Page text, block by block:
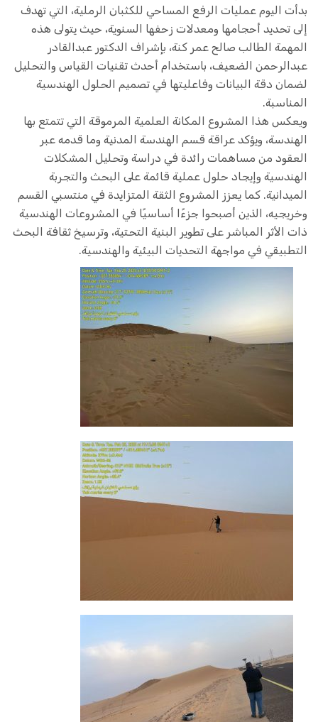
بدأت اليوم عمليات الرفع المساحي للكثبان الرملية، التي تهدف
إلى تحديد أحجامها ومعدلات زحفها السنوية، حيث يتولى هذه
المهمة الطالب صالح عمر كنة، بإشراف الدكتور عبدالقادر
عبدالرحمن الضعيف، باستخدام أحدث تقنيات القياس والتحليل
لضمان دقة البيانات وفاعليتها في تصميم الحلول الهندسية
المناسبة.
ويعكس هذا المشروع المكانة العلمية المرموقة التي تتمتع بها
الهندسة، ويؤكد عراقة قسم الهندسة المدنية وما قدمه عبر
العقود من مساهمات رائدة في دراسة وتحليل المشكلات
الهندسية وإيجاد حلول عملية قائمة على البحث والتجربة
الميدانية. كما يعزز المشروع الثقة المتزايدة في منتسبي القسم
وخريجيه، الذين أصبحوا جزءًا أساسيًا في المشروعات الهندسية
ذات الأثر المباشر على تطوير البنية التحتية، وترسيخ ثقافة البحث
التطبيقي في مواجهة التحديات البيئية والهندسية.